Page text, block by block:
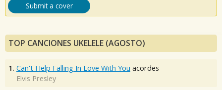
Submit a cover
TOP CANCIONES UKELELE (AGOSTO)
1. Can't Help Falling In Love With You acordes
Elvis Presley